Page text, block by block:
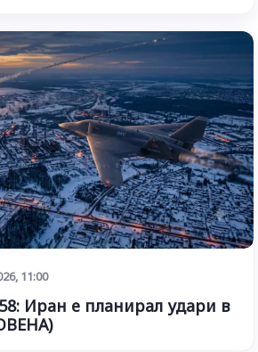
11:00
Иран е планирал удари в